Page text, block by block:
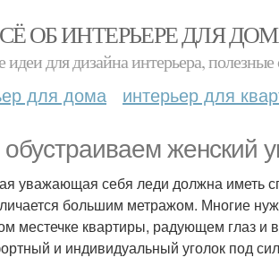
ОБ ИНТЕРЬЕРЕ ДЛЯ
для дизайна интерьера, полезные
для дома интерьер для
женский
уважающая себя леди должна иметь
большим метражом. Многие
местечке квартиры, радующем глаз
и индивидуальный уголок под